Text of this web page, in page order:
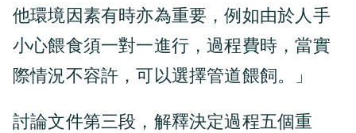
他環境因素有時亦為重要，例如由於人手
小心餵食須一對一進行，過程費時，當實
際情況不容許，可以選擇管道餵飼。」
討論文件第三段，解釋決定過程五個重